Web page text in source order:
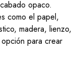
opaco.
como el papel,
madera, lienzo,
para crear